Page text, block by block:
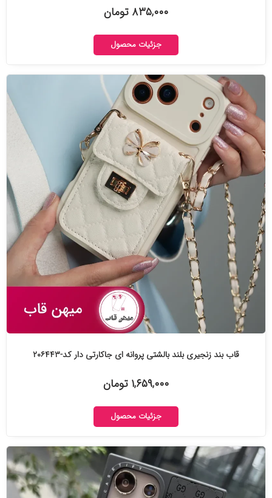
۸۳۵,۰۰۰ تومان
جزئیات محصول
قاب بند زنجیری بلند بالشتی پروانه ای جاکارتی دار کد-۲۰۶۴۴۳
۱,۶۵۹,۰۰۰ تومان
جزئیات محصول